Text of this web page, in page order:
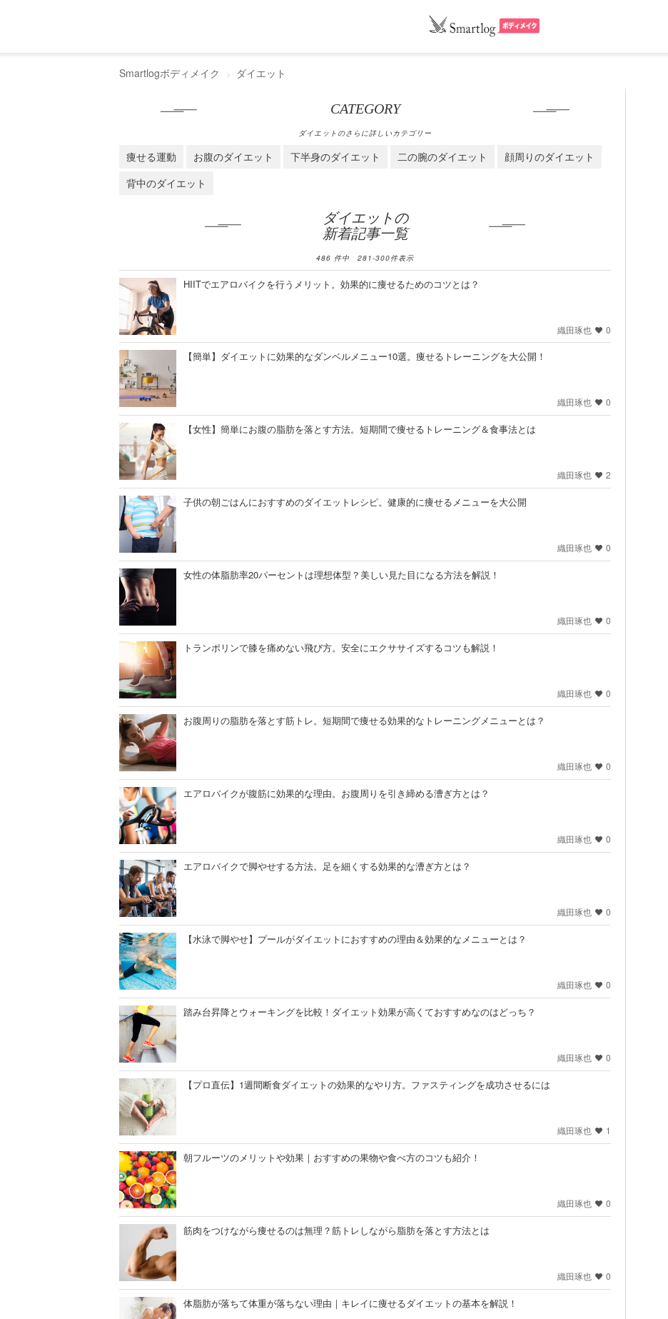
Smartlogボディメイク ダイエット
CATEGORY
ダイエットのさらに詳しいカテゴリー
痩せる運動 お腹のダイエット 下半身のダイエット 二の腕のダイエット
顔周りのダイエット
背中のダイエット
ダイエットの
新着記事一覧
486 件中 281-300件表示
HIITでエアロバイクを行うメリット。効果的に痩せるためのコツとは？
織田琢也 0
【簡単】ダイエットに効果的なダンベルメニュー10選。痩せるトレーニングを大公開！
織田琢也 0
【女性】簡単にお腹の脂肪を落とす方法。短期間で痩せるトレーニング＆食事法とは
織田琢也 2
子供の朝ごはんにおすすめのダイエットレシピ。健康的に痩せるメニューを大公開
織田琢也 0
女性の体脂肪率20パーセントは理想体型？美しい見た目になる方法を解説！
織田琢也 0
トランポリンで膝を痛めない飛び方。安全にエクササイズするコツも解説！
織田琢也 0
お腹周りの脂肪を落とす筋トレ。短期間で痩せる効果的なトレーニングメニューとは？
織田琢也 0
エアロバイクが腹筋に効果的な理由。お腹周りを引き締める漕ぎ方とは？
織田琢也 0
エアロバイクで脚やせする方法。足を細くする効果的な漕ぎ方とは？
織田琢也 0
【水泳で脚やせ】プールがダイエットにおすすめの理由＆効果的なメニューとは？
織田琢也 0
踏み台昇降とウォーキングを比較！ダイエット効果が高くておすすめなのはどっち？
織田琢也 0
【プロ直伝】1週間断食ダイエットの効果的なやり方。ファスティングを成功させるには
織田琢也 1
朝フルーツのメリットや効果｜おすすめの果物や食べ方のコツも紹介！
織田琢也 0
筋肉をつけながら痩せるのは無理？筋トレしながら脂肪を落とす方法とは
織田琢也 0
体脂肪が落ちて体重が落ちない理由｜キレイに痩せるダイエットの基本を解説！